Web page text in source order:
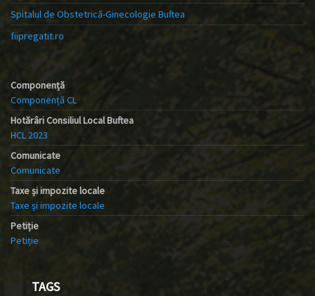
Spitalul de Obstetrică-Ginecologie Buftea
fiipregatit.ro
Componență
Componență CL
Hotărâri Consiliul Local Buftea
HCL 2023
Comunicate
Comunicate
Taxe și impozite locale
Taxe și impozite locale
Petiție
Petiție
TAGS